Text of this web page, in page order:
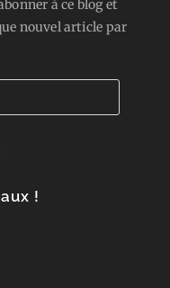
à ce blog et
nouvel article par
!